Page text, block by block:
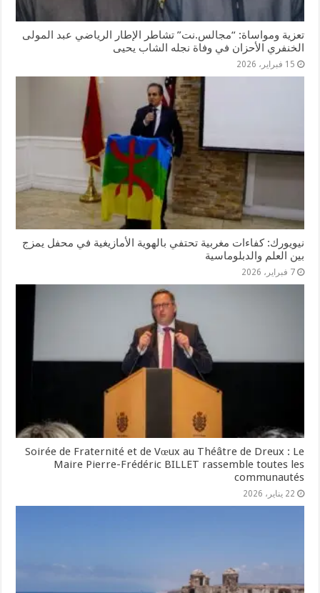
تعزية ومواساة: “مجالس.نت” تشاطر الإطار الرياضي عبد المولى
الخنفري الأحزان في وفاة نجله الشاب يحيى
15 فبراير، 2026
نيويورك: كفاءات مغربية تحتفي بالهوية الأمازيغية في محفل يمزج
بين العلم والدبلوماسية
7 فبراير، 2026
Soirée de Fraternité et de Vœux au Théâtre de Dreux : Le
Maire Pierre-Frédéric BILLET rassemble toutes les
communautés
22 يناير، 2026